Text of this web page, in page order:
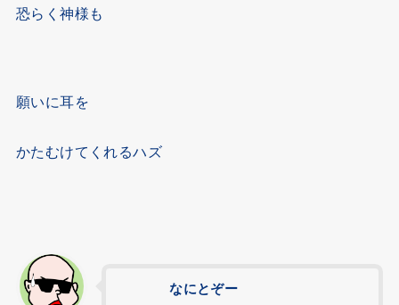
恐らく神様も
願いに耳を
かたむけてくれるハズ
なにとぞー